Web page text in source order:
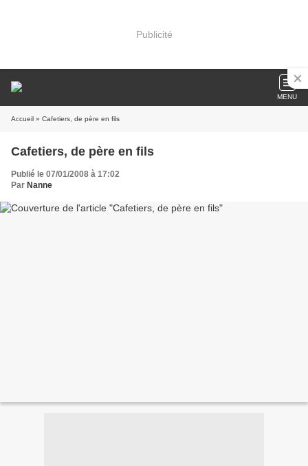
Publicité
MENU
Accueil » Cafetiers, de père en fils
Cafetiers, de père en fils
Publié le 07/01/2008 à 17:02
Par Nanne